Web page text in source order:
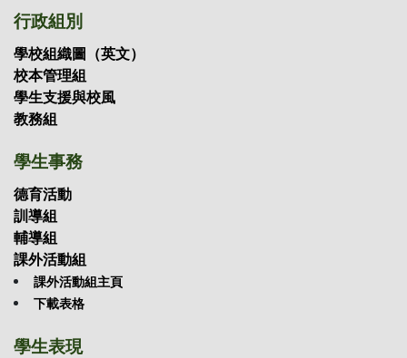
行政組別
學校組織圖（英文）
校本管理組
學生支援與校風
教務組
學生事務
德育活動
訓導組
輔導組
課外活動組
課外活動組主頁
下載表格
學生表現